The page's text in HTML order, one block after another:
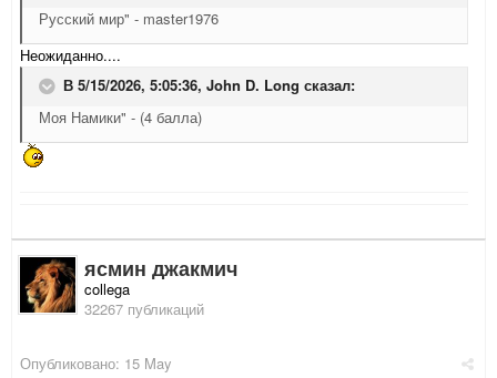
Русский мир" - master1976
Неожиданно....
В 5/15/2026, 5:05:36, John D. Long сказал:
Моя Намики" - (4 балла)
ясмин джакмич
collega
32267 публикаций
Опубликовано: 15 May